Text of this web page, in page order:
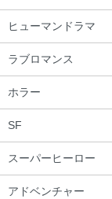
ヒューマンドラマ
ラブロマンス
ホラー
SF
スーパーヒーロー
アドベンチャー